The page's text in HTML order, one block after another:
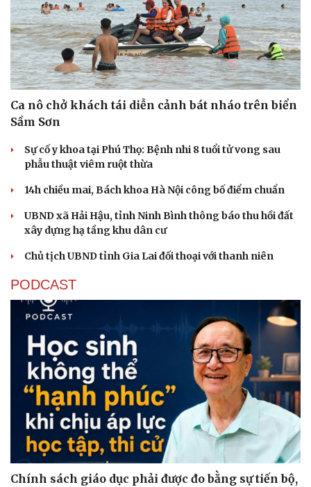
Ca nô chở khách tái diễn cảnh bát nháo trên biển
Sầm Sơn
Sự cố y khoa tại Phú Thọ: Bệnh nhi 8 tuổi tử vong sau
phẫu thuật viêm ruột thừa
14h chiều mai, Bách khoa Hà Nội công bố điểm chuẩn
UBND xã Hải Hậu, tỉnh Ninh Bình thông báo thu hồi đất
xây dựng hạ tầng khu dân cư
Chủ tịch UBND tỉnh Gia Lai đối thoại với thanh niên
PODCAST
Chính sách giáo dục phải được đo bằng sự tiến bộ,